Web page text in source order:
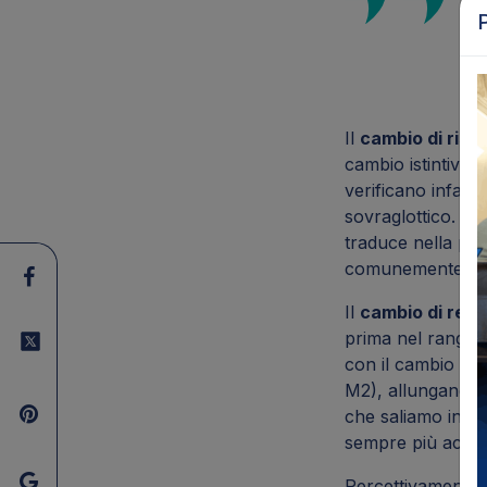
Il cambio di
cambio istintivo
verificano infatti
sovraglottico. È
traduce nella
comunemente
Il cambio di
prima nel range
con il cambio di
M2),
che saliamo in
sempre più acute.